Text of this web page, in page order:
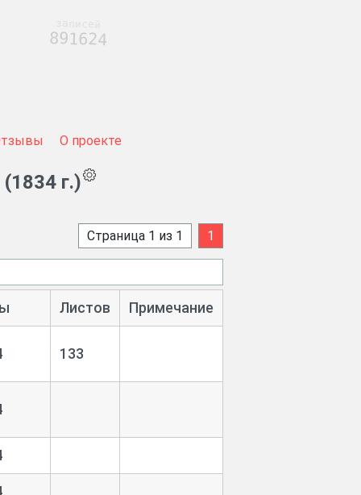
О проекте
г.)
Страница 1 из 1 1
Листов Примечание
133
891624